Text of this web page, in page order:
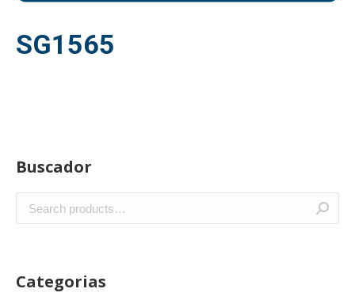
SG1565
Buscador
Categorias